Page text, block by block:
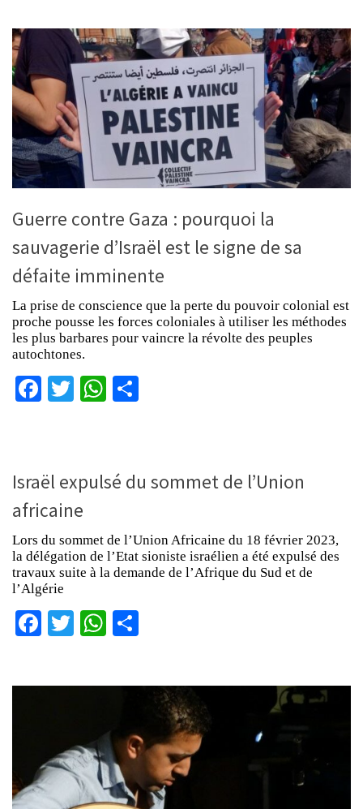
Guerre contre Gaza : pourquoi la
sauvagerie d’Israël est le signe de sa
défaite imminente
La prise de conscience que la perte du pouvoir colonial est
proche pousse les forces coloniales à utiliser les méthodes
les plus barbares pour vaincre la révolte des peuples
autochtones.
Facebook
TwitterWhatsApp
Israël expulsé du sommet de l’Union
africaine
Lors du sommet de l’Union Africaine du 18 février 2023,
la délégation de l’Etat sioniste israélien a été expulsé des
travaux suite à la demande de l’Afrique du Sud et de
l’Algérie
Facebook
TwitterWhatsApp